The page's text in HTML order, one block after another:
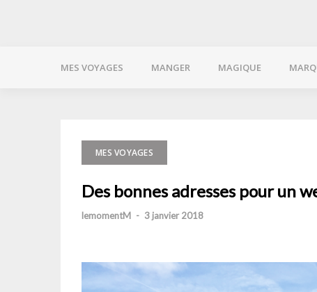
MES VOYAGES MANGER MAGIQUE
MES VOYAGES
Des bonnes adresses pour un
lemomentM - 3 janvier 2018